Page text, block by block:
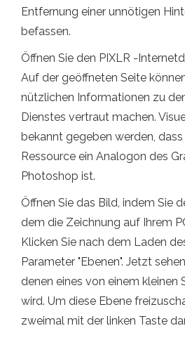
Entfernung einer unnötigen
befassen.
Öffnen Sie den PIXLR -
Auf der geöffneten Seite
nützlichen Informationen zu
Dienstes vertraut machen.
bekannt gegeben werden,
Ressource ein Analogon des
Photoshop ist.
Öffnen Sie das Bild, indem Sie
dem die Zeichnung auf Ihrem
Klicken Sie nach dem Laden
Parameter "Ebenen". Jetzt
denen eines von einem kleinen
wird. Um diese Ebene
zweimal mit der linken Taste